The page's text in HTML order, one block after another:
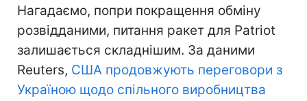
Нагадаємо, попри покращення обміну
розвідданими, питання ракет для Patriot
залишається складнішим. За даними
Reuters, США продовжують переговори з
Україною щодо спільного виробництва